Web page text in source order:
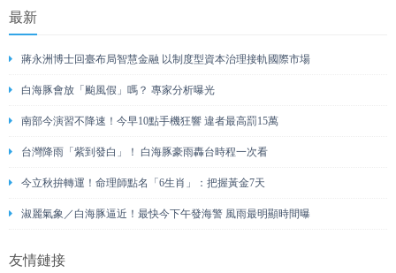
最新
蔣永洲博士回臺布局智慧金融 以制度型資本治理接軌國際市場
白海豚會放「颱風假」嗎？ 專家分析曝光
南部今演習不降速！今早10點手機狂響 違者最高罰15萬
台灣降雨「紫到發白」！ 白海豚豪雨轟台時程一次看
今立秋拚轉運！命理師點名「6生肖」：把握黃金7天
淑麗氣象／白海豚逼近！最快今下午發海警 風雨最明顯時間曝
友情鏈接